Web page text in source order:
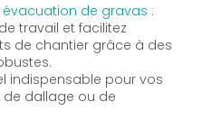
de gravas :
travail et facilitez
de chantier grâce à des
indispensable pour vos
dallage ou de